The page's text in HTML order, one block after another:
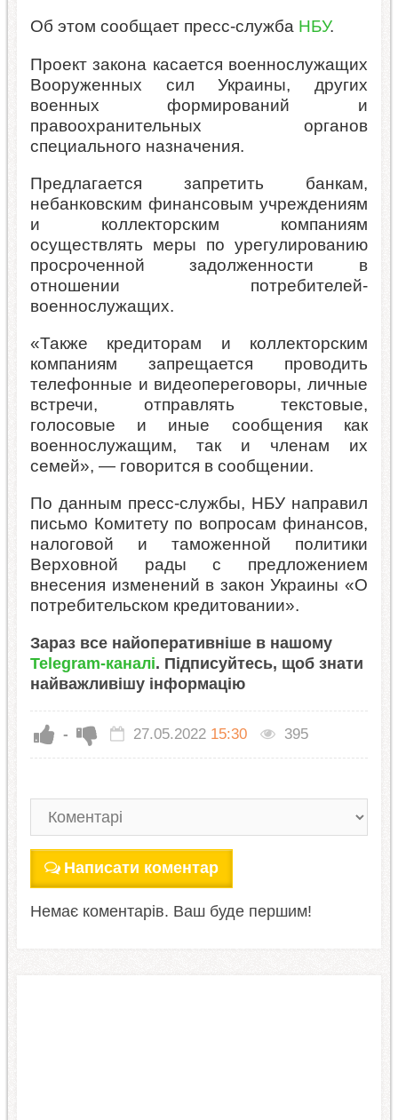
Об этом сообщает пресс-служба НБУ.
Проект закона касается военнослужащих
Вооруженных сил Украины, других
военных формирований и
правоохранительных органов
специального назначения.
Предлагается запретить банкам,
небанковским финансовым учреждениям
и коллекторским компаниям
осуществлять меры по урегулированию
просроченной задолженности в
отношении потребителей-
военнослужащих.
«Также кредиторам и коллекторским
компаниям запрещается проводить
телефонные и видеопереговоры, личные
встречи, отправлять текстовые,
голосовые и иные сообщения как
военнослужащим, так и членам их
семей», — говорится в сообщении.
По данным пресс-службы, НБУ направил
письмо Комитету по вопросам финансов,
налоговой и таможенной политики
Верховной рады с предложением
внесения изменений в закон Украины «О
потребительском кредитовании».
Зараз все найоперативніше в нашому
Telegram-каналі. Підписуйтесь, щоб знати
найважливішу інформацію
- 27.05.2022 15:30 395
Написати коментар
Немає коментарів. Ваш буде першим!